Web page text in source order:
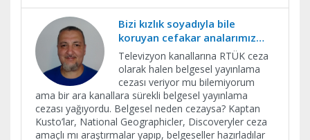
Bizi kızlık soyadıyla bile
koruyan cefakar analarımız…
Televizyon kanallarına RTÜK ceza
olarak halen belgesel yayınlama
cezası veriyor mu bilemiyorum
ama bir ara kanallara sürekli belgesel yayınlama
cezası yağıyordu. Belgesel neden cezaysa? Kaptan
Kusto’lar, National Geographicler, Discoveryler ceza
amaçlı mı araştırmalar yapıp, belgeseller hazırladılar